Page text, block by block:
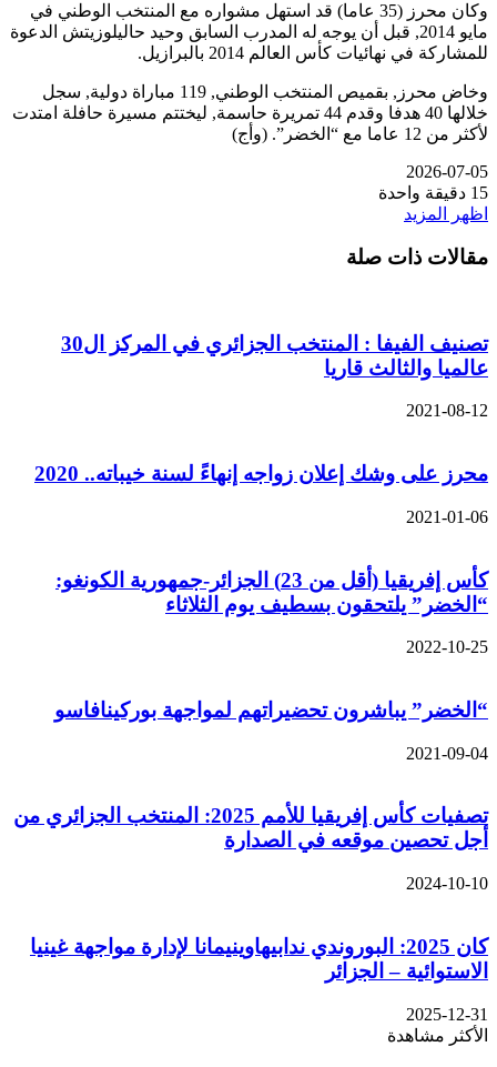
وكان محرز (35 عاما) قد استهل مشواره مع المنتخب الوطني في
مايو 2014, قبل أن يوجه له المدرب السابق وحيد حاليلوزيتش الدعوة
للمشاركة في نهائيات كأس العالم 2014 بالبرازيل.
وخاض محرز, بقميص المنتخب الوطني, 119 مباراة دولية, سجل
خلالها 40 هدفا وقدم 44 تمريرة حاسمة, ليختتم مسيرة حافلة امتدت
لأكثر من 12 عاما مع “الخضر”. (وأج)
2026-07-05
15 دقيقة واحدة
اظهر المزيد
مقالات ذات صلة
تصنيف الفيفا : المنتخب الجزائري في المركز ال30
عالميا والثالث قاريا
2021-08-12
محرز على وشك إعلان زواجه إنهاءً لسنة خيباته.. 2020
2021-01-06
كأس إفريقيا (أقل من 23) الجزائر-جمهورية الكونغو:
“الخضر” يلتحقون بسطيف يوم الثلاثاء
2022-10-25
“الخضر” يباشرون تحضيراتهم لمواجهة بوركينافاسو
2021-09-04
تصفيات كأس إفريقيا للأمم 2025: المنتخب الجزائري من
أجل تحصين موقعه في الصدارة
2024-10-10
كان 2025: البوروندي ندابيهاوينيمانا لإدارة مواجهة غينيا
الاستوائية – الجزائر
2025-12-31
الأكثر مشاهدة